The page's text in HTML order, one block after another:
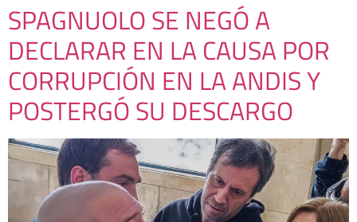
SPAGNUOLO SE NEGÓ A
DECLARAR EN LA CAUSA POR
CORRUPCIÓN EN LA ANDIS Y
POSTERGÓ SU DESCARGO